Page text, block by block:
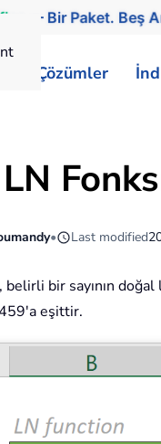
— Bir Paket. Beş
Çözümler
• Last modified
, belirli bir sayının
eşittir.